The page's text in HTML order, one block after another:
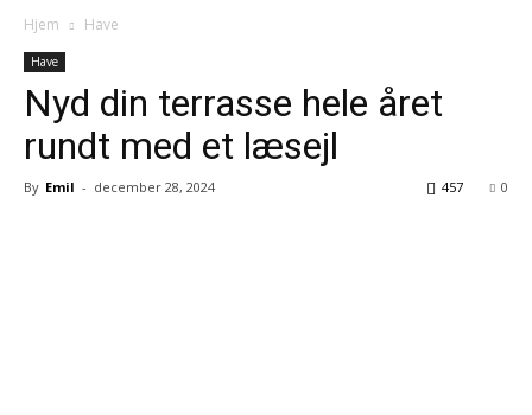
Hjem Have
Have
Nyd din terrasse hele året
rundt med et læsejl
By Emil - december 28, 2024 0
457